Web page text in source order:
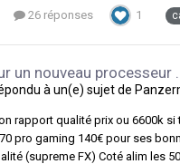
26 réponses 1
un nouveau processeur .
à un(e) sujet de
rapport qualité prix ou 6600k
pro gaming 140€ pour ses
(supreme FX) Coté alim les